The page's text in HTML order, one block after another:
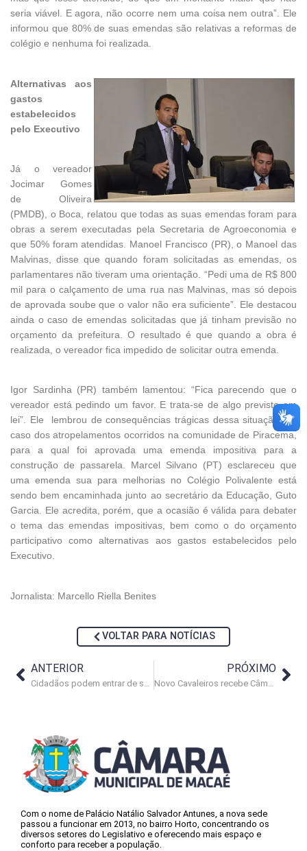
seria viável. E agora, não ocorre nem uma coisa nem outra”. Ele
informou que 80% de suas emendas são relativas a reformas de
colégio e nenhuma foi realizada.
Alternativas aos
gastos
estabelecidos
pelo Executivo
Já o vereador
Jocimar Gomes
de Oliveira
(PMDB), o Boca, relatou que todas as suas emendas foram para
obras a serem executadas pela Secretaria de Agroeconomia e
que 50% foram atendidas. Manoel Francisco (PR), o Manoel das
Malvinas, disse que quando foram solicitadas as emendas, os
parlamentares não tiveram uma orientação. “Pedi uma de R$ 800
mil para o calçamento de uma rua nas Malvinas, mas só depois
de aprovada soube que o valor não era suficiente”. Ele destacou
ainda o caso de emendas solicitadas que já tinham previsão no
orçamento da prefeitura. O resultado é que quando a obra é
realizada, o vereador fica impedido de solicitar outra emenda.
Igor Sardinha (PR) também lamentou: “Fica parecendo que o
vereador está pedindo um favor. E trata-se de algo previsto em
lei”. Ele lembrou de consequências trágicas dessa situação, no
caso dos atropelamentos ocorridos na comunidade de Piracema,
para a qual foi aprovada uma emenda impositiva para a
construção de passarela. Marcel Silvano (PT) esclareceu que
uma emenda sua para melhorias no Colégio Polivalente está
sendo bem encaminhada junto ao secretário da Educação, Guto
Garcia. Ele acredita, porém, que a ocasião é válida para debater
o tema das emendas impositivas, bem como o do orçamento
participativo como alternativas aos gastos estabelecidos pelo
Executivo.
Jornalista: Marcello Riella Benites
VOLTAR PARA NOTÍCIAS
ANTERIOR PRÓXIMO
Com o nome de Palácio Natálio Salvador Antunes, a nova sede
passou a funcionar em 2013, no bairro Horto, concentrando os
diversos setores do Legislativo e oferecendo mais espaço e
conforto para receber a população.